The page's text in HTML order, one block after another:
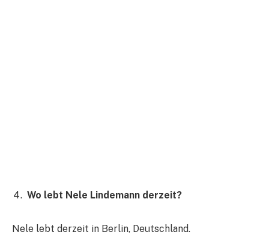
Wo lebt Nele Lindemann derzeit?
Nele lebt derzeit in Berlin, Deutschland.